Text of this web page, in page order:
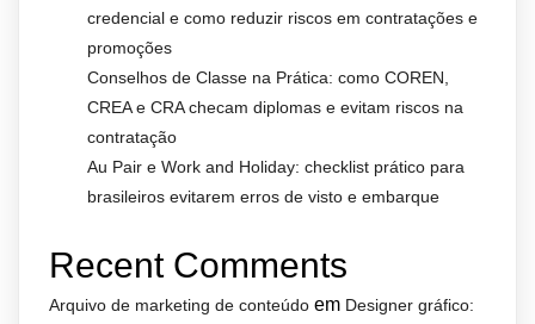
credencial e como reduzir riscos em contratações e
promoções
Conselhos de Classe na Prática: como COREN,
CREA e CRA checam diplomas e evitam riscos na
contratação
Au Pair e Work and Holiday: checklist prático para
brasileiros evitarem erros de visto e embarque
Recent Comments
Arquivo de marketing de conteúdo em Designer gráfico: